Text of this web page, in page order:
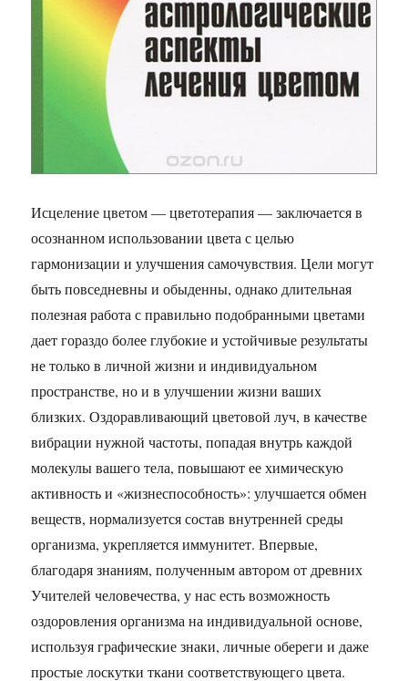
Исцеление цветом — цветотерапия — заключается в
осознанном использовании цвета с целью
гармонизации и улучшения самочувствия. Цели могут
быть повседневны и обыденны, однако длительная
полезная работа с правильно подобранными цветами
дает гораздо более глубокие и устойчивые результаты
не только в личной жизни и индивидуальном
пространстве, но и в улучшении жизни ваших
близких. Оздоравливающий цветовой луч, в качестве
вибрации нужной частоты, попадая внутрь каждой
молекулы вашего тела, повышают ее химическую
активность и «жизнеспособность»: улучшается обмен
веществ, нормализуется состав внутренней среды
организма, укрепляется иммунитет. Впервые,
благодаря знаниям, полученным автором от древних
Учителей человечества, у нас есть возможность
оздоровления организма на индивидуальной основе,
используя графические знаки, личные обереги и даже
простые лоскутки ткани соответствующего цвета.